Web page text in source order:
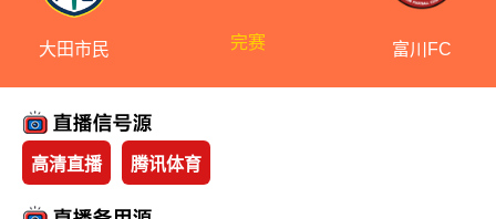
大田市民 完赛 富川FC
高清直播 腾讯体育